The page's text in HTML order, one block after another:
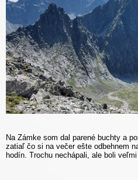
Na Zámke som dal parené buchty a
zatiaľ čo si na večer ešte odbehnem
hodín. Trochu nechápali, ale boli